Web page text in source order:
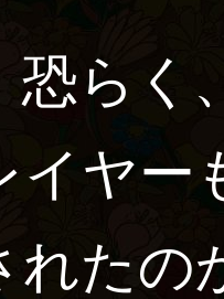
らく
イヤー
れたの